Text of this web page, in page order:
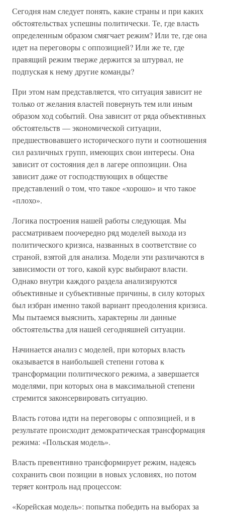
Сегодня нам следует понять, какие страны и при каких
обстоятельствах успешны политически. Те, где власть
определенным образом смягчает режим? Или те, где она
идет на переговоры с оппозицией? Или же те, где
правящий режим тверже держится за штурвал, не
подпуская к нему другие команды?
При этом нам представляется, что ситуация зависит не
только от желания властей повернуть тем или иным
образом ход событий. Она зависит от ряда объективных
обстоятельств — экономической ситуации,
предшествовавшего исторического пути и соотношения
сил различных групп, имеющих свои интересы. Она
зависит от состояния дел в лагере оппозиции. Она
зависит даже от господствующих в обществе
представлений о том, что такое «хорошо» и что такое
«плохо».
Логика построения нашей работы следующая. Мы
рассматриваем поочередно ряд моделей выхода из
политического кризиса, названных в соответствие со
страной, взятой для анализа. Модели эти различаются в
зависимости от того, какой курс выбирают власти.
Однако внутри каждого раздела анализируются
объективные и субъективные причины, в силу которых
был избран именно такой вариант преодоления кризиса.
Мы пытаемся выяснить, характерны ли данные
обстоятельства для нашей сегодняшней ситуации.
Начинается анализ с моделей, при которых власть
оказывается в наибольшей степени готова к
трансформации политического режима, а завершается
моделями, при которых она в максимальной степени
стремится законсервировать ситуацию.
Власть готова идти на переговоры с оппозицией, и в
результате происходит демократическая трансформация
режима: «Польская модель».
Власть превентивно трансформирует режим, надеясь
сохранить свои позиции в новых условиях, но потом
теряет контроль над процессом:
«Корейская модель»: попытка победить на выборах за